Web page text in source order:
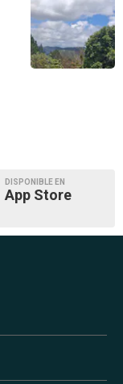
DISPONIBLE EN
App Store